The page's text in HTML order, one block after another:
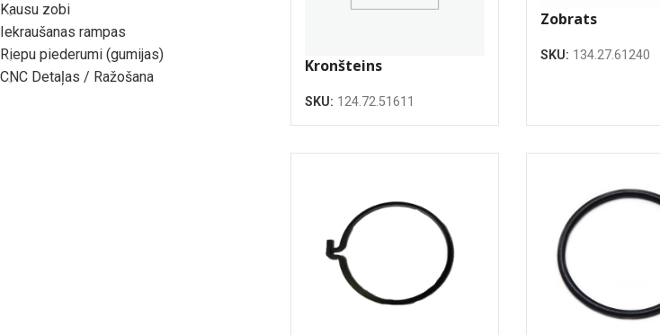
Kausu zobi
Iekraušanas rampas
Riepu piederumi (gumijas)
CNC Detaļas / Ražošana
Kronšteins
SKU: 124.72.51611
Zobrats
SKU: 134.27.61240